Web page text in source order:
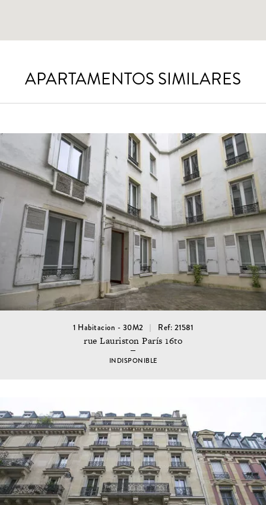
APARTAMENTOS SIMILARES
1 Habitacion - 30M2 Ref: 21581
rue Lauriston París 16to
INDISPONIBLE